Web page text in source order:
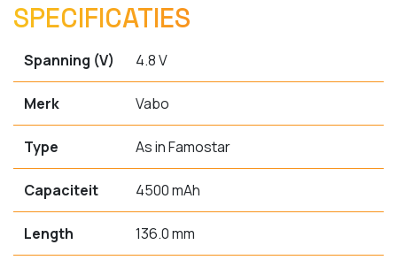
SPECIFICATIES
Spanning (V) 4.8 V
Merk Vabo
Type As in Famostar
Capaciteit 4500 mAh
Length 136.0 mm